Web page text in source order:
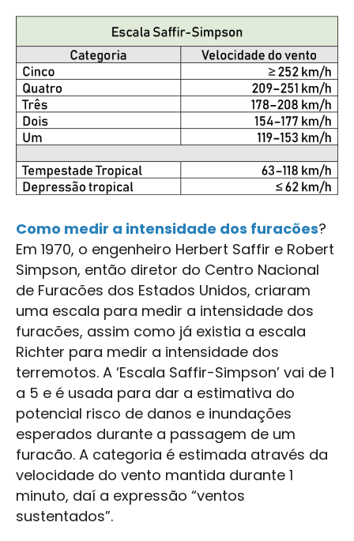
Como medir a intensidade dos furacões?
Em 1970, o engenheiro Herbert Saffir e Robert
Simpson, então diretor do Centro Nacional
de Furacões dos Estados Unidos, criaram
uma escala para medir a intensidade dos
furacões, assim como já existia a escala
Richter para medir a intensidade dos
terremotos. A ‘Escala Saffir-Simpson’ vai de 1
a 5 e é usada para dar a estimativa do
potencial risco de danos e inundações
esperados durante a passagem de um
furacão. A categoria é estimada através da
velocidade do vento mantida durante 1
minuto, daí a expressão “ventos
sustentados”.